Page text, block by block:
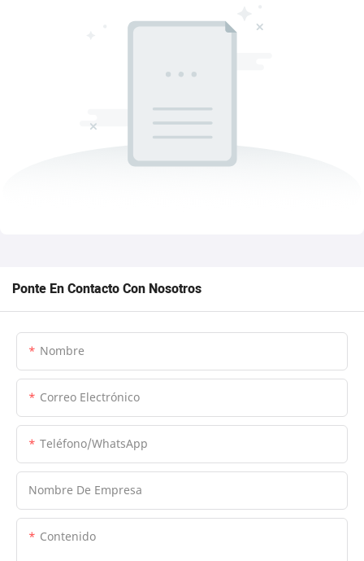
Ponte En Contacto Con Nosotros
Nombre
Correo Electrónico
Teléfono/WhatsApp
Nombre De Empresa
Contenido